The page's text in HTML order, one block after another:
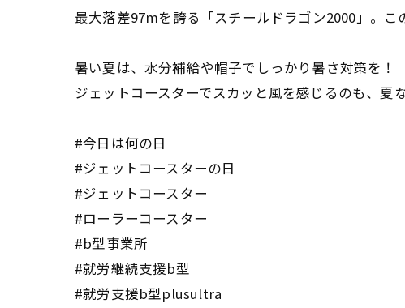
最大落差97mを誇る「スチールドラゴン2000」。
暑い夏は、水分補給や帽子でしっかり暑さ対策を！
ジェットコースターでスカッと風を感じるのも、夏
#今日は何の日
#ジェットコースターの日
#ジェットコースター
#ローラーコースター
#b型事業所
#就労継続支援b型
#就労支援b型plusultra